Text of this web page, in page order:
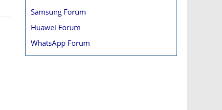
Samsung Forum
Huawei Forum
WhatsApp Forum